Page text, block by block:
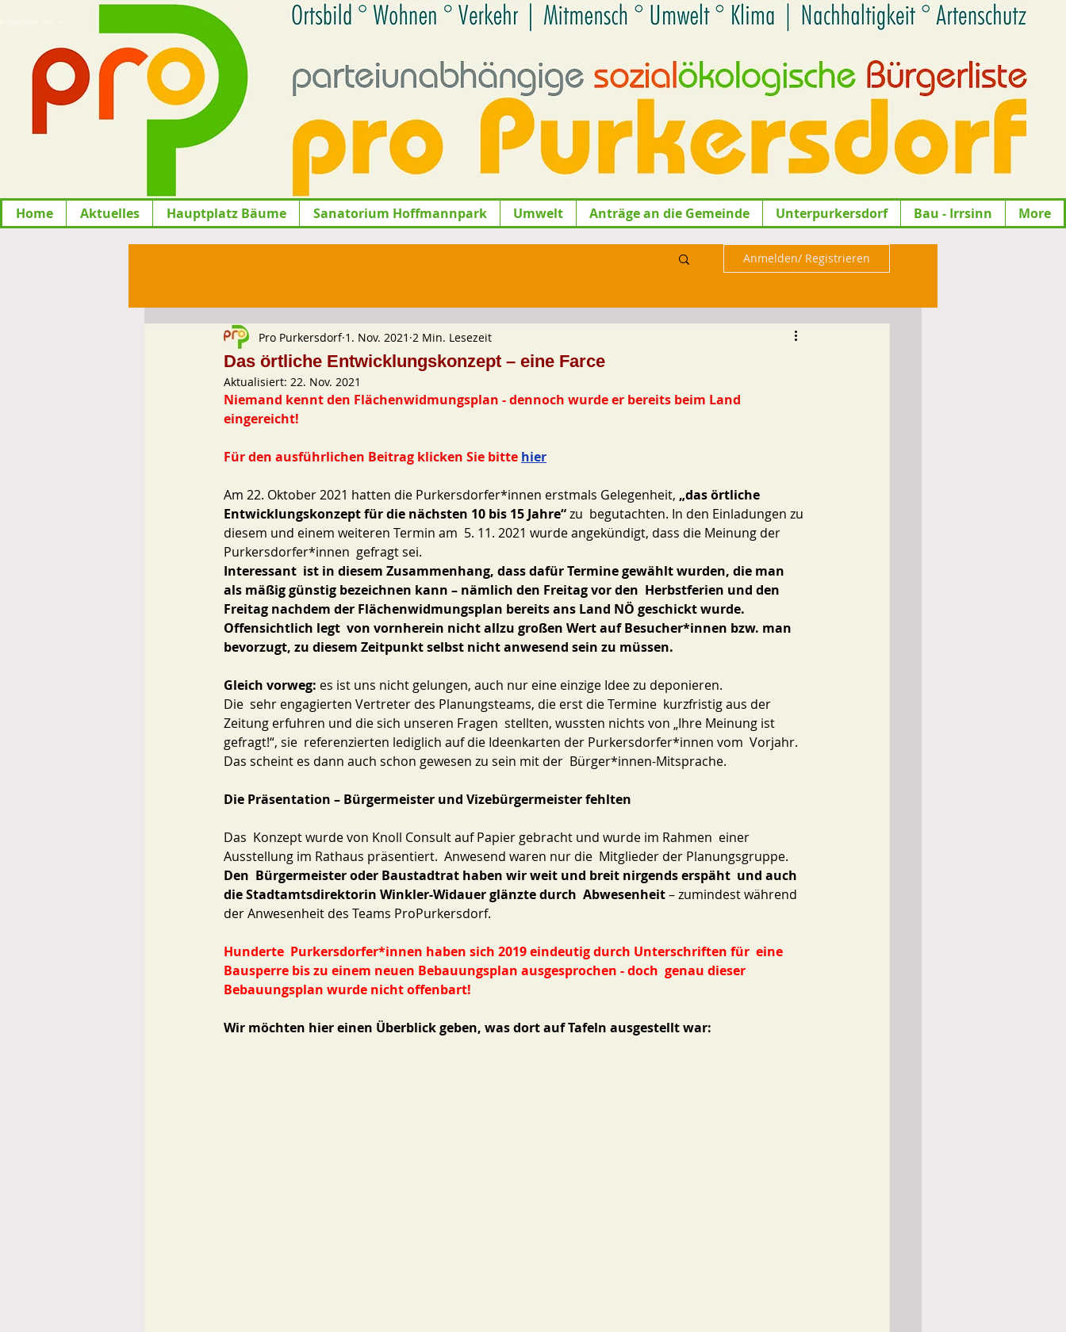
Home Aktuelles Hauptplatz Bäume Sanatorium Hoffmannpark Umwelt Anträge an die Gemeinde Unterpurkersdorf Bau - Irrsinn More
Anmelden/ Registrieren
Das örtliche Entwicklungskonzept – eine Farce
Pro Purkersdorf 1. Nov. 2021 2 Min. Lesezeit
Aktualisiert: 22. Nov. 2021
Niemand kennt den Flächenwidmungsplan - dennoch wurde er bereits beim Land
eingereicht!
Für den ausführlichen Beitrag klicken Sie bitte hier
Am 22. Oktober 2021 hatten die Purkersdorfer*innen erstmals Gelegenheit, „das örtliche
Entwicklungskonzept für die nächsten 10 bis 15 Jahre“ zu  begutachten. In den Einladungen zu
diesem und einem weiteren Termin am  5. 11. 2021 wurde angekündigt, dass die Meinung der
Purkersdorfer*innen  gefragt sei.
Interessant  ist in diesem Zusammenhang, dass dafür Termine gewählt wurden, die man
als mäßig günstig bezeichnen kann – nämlich den Freitag vor den  Herbstferien und den
Freitag nachdem der Flächenwidmungsplan bereits ans Land NÖ geschickt wurde.
Offensichtlich legt  von vornherein nicht allzu großen Wert auf Besucher*innen bzw. man
bevorzugt, zu diesem Zeitpunkt selbst nicht anwesend sein zu müssen.
Gleich vorweg: es ist uns nicht gelungen, auch nur eine einzige Idee zu deponieren.
Die  sehr engagierten Vertreter des Planungsteams, die erst die Termine  kurzfristig aus der
Zeitung erfuhren und die sich unseren Fragen  stellten, wussten nichts von „Ihre Meinung ist
gefragt!“, sie  referenzierten lediglich auf die Ideenkarten der Purkersdorfer*innen vom  Vorjahr.
Das scheint es dann auch schon gewesen zu sein mit der  Bürger*innen-Mitsprache.
Die Präsentation – Bürgermeister und Vizebürgermeister fehlten
Das  Konzept wurde von Knoll Consult auf Papier gebracht und wurde im Rahmen  einer
Ausstellung im Rathaus präsentiert.  Anwesend waren nur die  Mitglieder der Planungsgruppe.
Den  Bürgermeister oder Baustadtrat haben wir weit und breit nirgends erspäht  und auch
die Stadtamtsdirektorin Winkler-Widauer glänzte durch  Abwesenheit – zumindest während
der Anwesenheit des Teams ProPurkersdorf.
Hunderte  Purkersdorfer*innen haben sich 2019 eindeutig durch Unterschriften für  eine
Bausperre bis zu einem neuen Bebauungsplan ausgesprochen - doch  genau dieser
Bebauungsplan wurde nicht offenbart!
Wir möchten hier einen Überblick geben, was dort auf Tafeln ausgestellt war: